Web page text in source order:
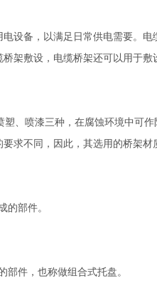
设备，以满足日常供电需要。
架敷设，电缆桥架还可以用于敷
喷漆三种，在腐蚀环境中可
求不同，因此，其选用的桥架材
部件。
件，也称做组合式托盘。